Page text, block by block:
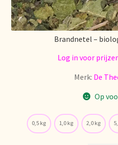
Pricing policy
Privacy statement
Product range
Brandnetel –
Log in voor
Merk: De
Op
0,5 kg 1,0 kg 2,0 kg